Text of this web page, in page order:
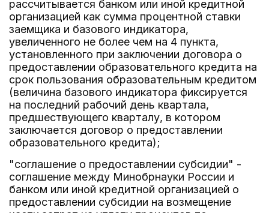
рассчитывается банком или иной кредитной
организацией как сумма процентной ставки
заемщика и базового индикатора,
увеличенного не более чем на 4 пункта,
установленного при заключении договора о
предоставлении образовательного кредита на
срок пользования образовательным кредитом
(величина базового индикатора фиксируется
на последний рабочий день квартала,
предшествующего кварталу, в котором
заключается договор о предоставлении
образовательного кредита);
"соглашение о предоставлении субсидии" -
соглашение между Минобрнауки России и
банком или иной кредитной организацией о
предоставлении субсидии на возмещение